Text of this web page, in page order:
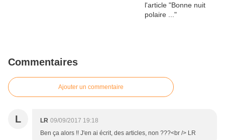
Commentaires
Ajouter un commentaire
L LR 09/09/2017 19:18
Ben ça alors !! J'en ai écrit, des articles, non ???<br /> LR